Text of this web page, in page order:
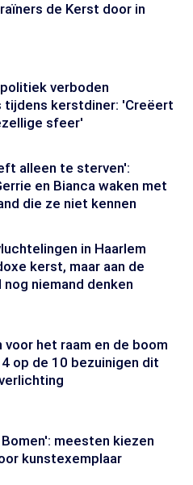
de Kerst door in
verboden
tijdens kerstdiner: 'Creëert
sfeer'
alleen te sterven':
en Bianca waken met
die ze niet kennen
in Haarlem
kerst, maar aan de
niemand denken
voor het raam en de boom
op de 10 bezuinigen dit
meesten kiezen
kunstexemplaar